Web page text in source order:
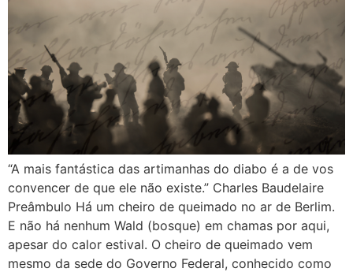
“A mais fantástica das artimanhas do diabo é a de vos
convencer de que ele não existe.” Charles Baudelaire
Preâmbulo Há um cheiro de queimado no ar de Berlim.
E não há nenhum Wald (bosque) em chamas por aqui,
apesar do calor estival. O cheiro de queimado vem
mesmo da sede do Governo Federal, conhecido como